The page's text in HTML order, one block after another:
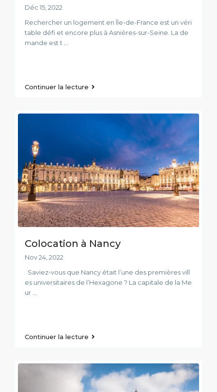
Déc 15, 2022
Rechercher un logement en Île-de-France est un véri
table défi et encore plus à Asnières-sur-Seine. La de
mande est t
Continuer la lecture
Colocation à Nancy
Nov 24, 2022
Saviez-vous que Nancy était l’une des premières vill
es universitaires de l’Hexagone ? La capitale de la Me
ur
Continuer la lecture